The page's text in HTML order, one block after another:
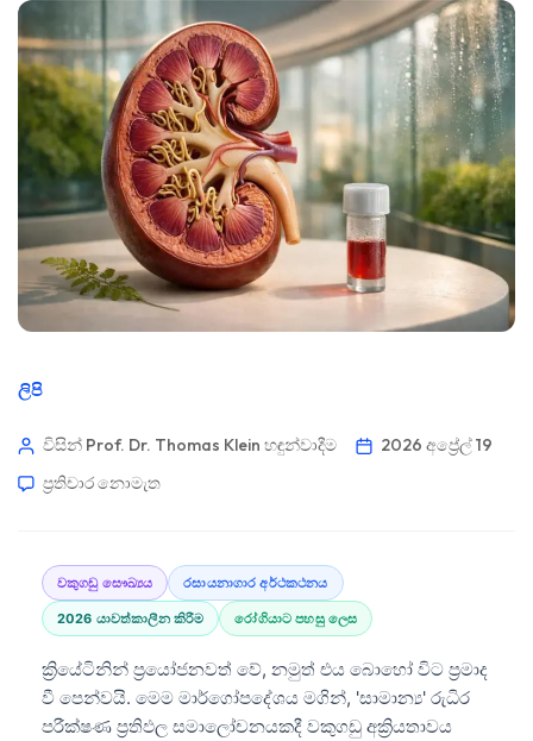
ලිපි
විසින් Prof. Dr. Thomas Klein හඳුන්වාදීම
2026 අප්‍රේල් 19
ප්‍රතිචාර නොමැත
වකුගඩු සෞඛ්‍යය රසායනාගාර අර්ථකථනය
2026 යාවත්කාලීන කිරීම රෝගියාට පහසු ලෙස
ක්‍රියේටිනින් ප්‍රයෝජනවත් වේ, නමුත් එය බොහෝ විට ප්‍රමාද
වී පෙන්වයි. මෙම මාර්ගෝපදේශය මගින්, 'සාමාන්‍ය' රුධිර
පරීක්ෂණ ප්‍රතිඵල සමාලෝචනයකදී වකුගඩු අක්‍රියතාවය